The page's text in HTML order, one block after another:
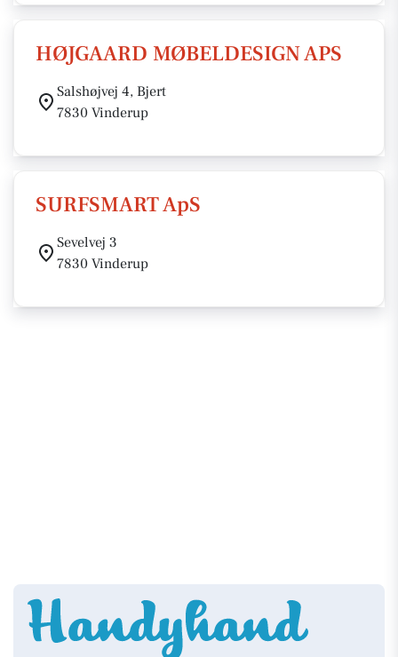
HØJGAARD MØBELDESIGN APS
Salshøjvej 4, Bjert
7830 Vinderup
SURFSMART ApS
Sevelvej 3
7830 Vinderup